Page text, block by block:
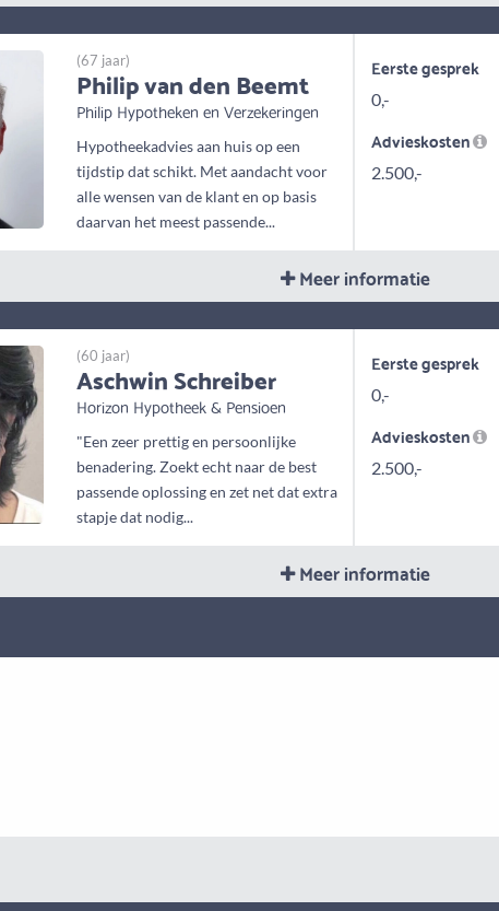
(67 jaar)
Philip van den Beemt
Philip Hypotheken en Verzekeringen
Hypotheekadvies aan huis op een
tijdstip dat schikt. Met aandacht voor
alle wensen van de klant en op basis
daarvan het meest passende...
Eerste gesprek
0,-
Advieskosten
2.500,-
Meer informatie
(60 jaar)
Aschwin Schreiber
Horizon Hypotheek & Pensioen
"Een zeer prettig en persoonlijke
benadering. Zoekt echt naar de best
passende oplossing en zet net dat extra
stapje dat nodig...
Eerste gesprek
0,-
Advieskosten
2.500,-
Meer informatie